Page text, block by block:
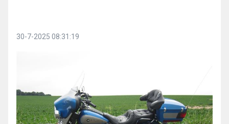
30-7-2025 08:31:19